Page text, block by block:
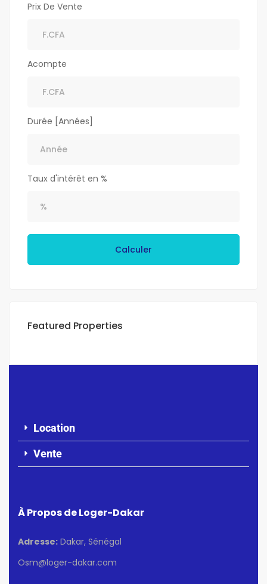
Prix De Vente
Acompte
Durée [Années]
Taux d'intérêt en %
Calculer
Featured Properties
Location
Vente
À Propos de Loger-Dakar
Adresse: Dakar, Sénégal
Osm@loger-dakar.com